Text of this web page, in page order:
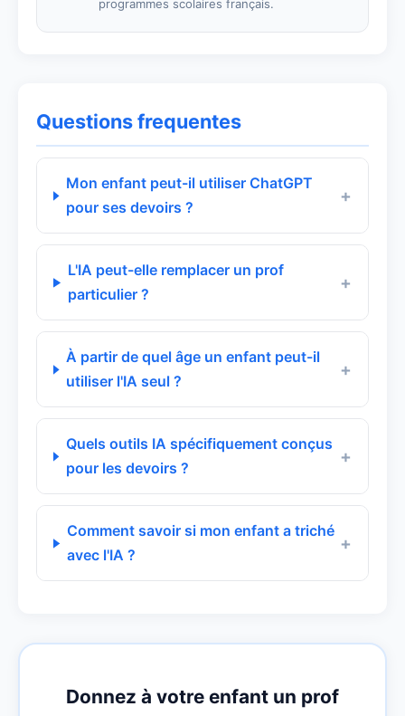
programmes scolaires français.
Questions frequentes
Mon enfant peut-il utiliser ChatGPT
pour ses devoirs ?
L'IA peut-elle remplacer un prof
particulier ?
À partir de quel âge un enfant peut-il
utiliser l'IA seul ?
Quels outils IA spécifiquement conçus
pour les devoirs ?
Comment savoir si mon enfant a triché
avec l'IA ?
Donnez à votre enfant un prof